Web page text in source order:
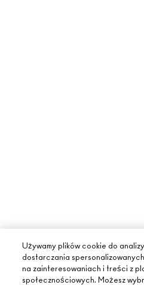
Używamy plików cookie do
dostarczania
na zainteresowaniach i treści z
społecznościowych. Możesz